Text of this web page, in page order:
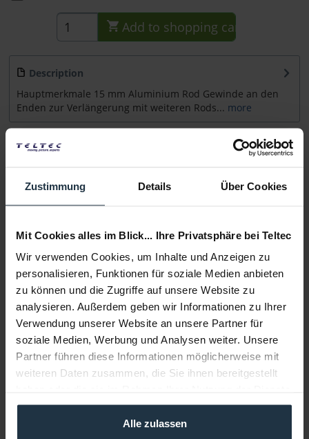
Zustimmung Details Über Cookies
Mit Cookies alles im Blick... Ihre Privatsphäre bei Teltec
Wir verwenden Cookies, um Inhalte und Anzeigen zu
personalisieren, Funktionen für soziale Medien anbieten
zu können und die Zugriffe auf unsere Website zu
analysieren. Außerdem geben wir Informationen zu Ihrer
Verwendung unserer Website an unsere Partner für
soziale Medien, Werbung und Analysen weiter. Unsere
Partner führen diese Informationen möglicherweise mit
weiteren Daten zusammen, die Sie ihnen bereitgestellt
gesammelt haben.
Alle zulassen
Add to shopping cart
Description
Hauptmerkmale 15 mm Aluminium Rod Gewinde an den
Enden zur Verlängerung mit weiteren Rods... more
Accessories
Media
Manufacturer & Product Safety Information
Folgende Infos zum Hersteller sind verfübar......more
More articles from +++ Tilta +++ look at